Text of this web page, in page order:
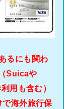
るにも関わ
Suicaや
用も含む）
海外旅行保